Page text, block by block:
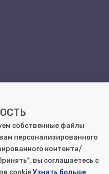
собственные файлы
персонализированного
контента/
вы соглашаетесь с
cookieУзнать больше